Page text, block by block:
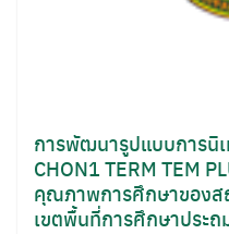
การพัฒนารูปแบบการนิ
CHON1 TERM TEM
คุณภาพการศึกษาของส
เขตพื้นที่การศึกษาประถ